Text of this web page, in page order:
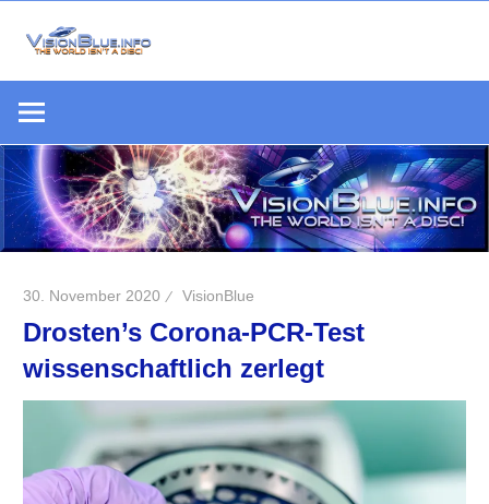
Inhalt
springen
Welt
keine
Scheibe
30. November 2020 VisionBlue
Drosten’s Corona-PCR-Test
wissenschaftlich zerlegt